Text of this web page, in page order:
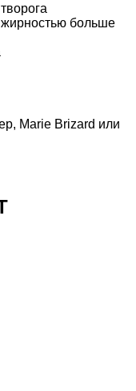
больше
Marie Brizard или